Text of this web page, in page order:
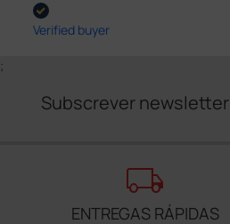
Verified buyer
;
Subscrever newsletter
local_shipping
ENTREGAS RÁPIDAS